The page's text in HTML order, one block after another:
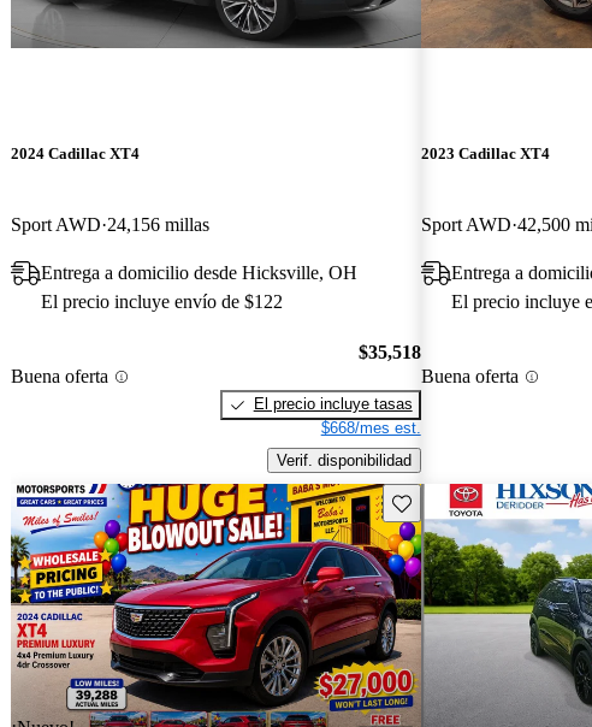
2024 Cadillac XT4
Sport AWD 24,156 millas
Entrega a domicilio desde Hicksville, OH
El precio incluye envío de $122
Buena oferta
$35,518
El precio incluye tasas
$668/mes est.
Verif. disponibilidad
2023 Cadillac XT4
Sport AWD 42,500
Entrega a
El precio incluye
Buena oferta
Guarda este Aviso